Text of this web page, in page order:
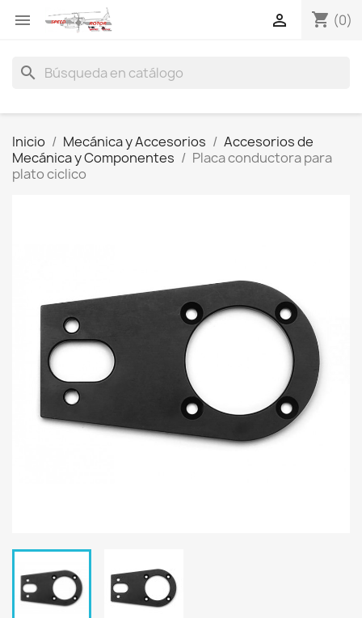
 shopping_cart (0)

search
Inicio Mecánica y Accesorios
Accesorios de
Mecánica y Componentes
Placa conductora para
plato ciclico